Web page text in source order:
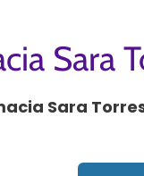
Sara
Sara